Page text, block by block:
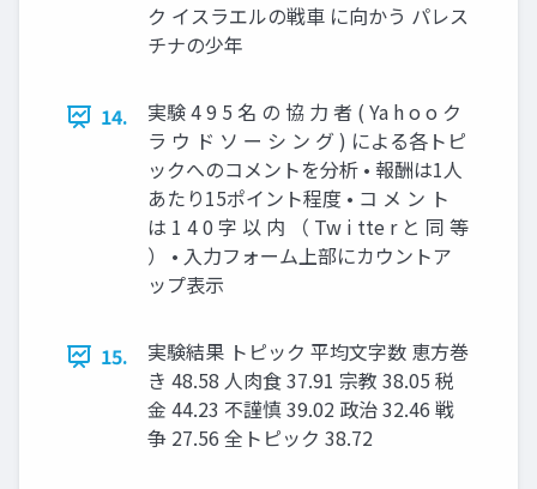
ク イスラエルの戦車 に向かう パレス
チナの少年
14.
実験 4 9 5 名 の 協 力 者 ( Ya h o o ク
ラ ウ ド ソ ー シ ン グ ) による各トピ
ックへのコメントを分析 • 報酬は1人
あたり15ポイント程度 • コ メ ン ト
は 1 4 0 字 以 内 （ Tw i tte r と 同 等
） • 入力フォーム上部にカウントア
ップ表示
15.
実験結果 トピック 平均文字数 恵方巻
き 48.58 人肉食 37.91 宗教 38.05 税
金 44.23 不謹慎 39.02 政治 32.46 戦
争 27.56 全トピック 38.72